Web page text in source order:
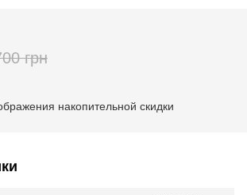
грн
накопительной скидки